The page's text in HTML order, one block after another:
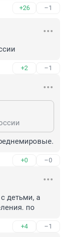
+26 –1
+2 –1
+0 –0
детьми, а
по
+4 –1